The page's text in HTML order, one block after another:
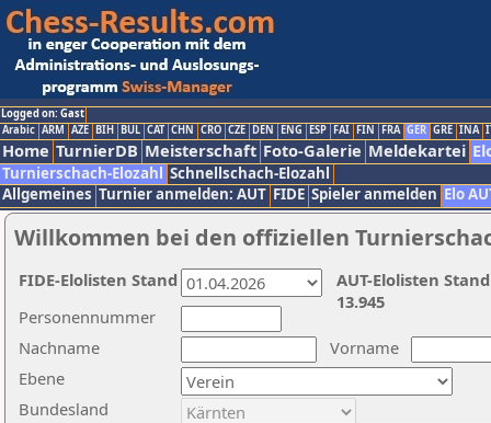
Logged on: Gast
Arabic ARM AZE BIH BUL CAT CHN CRO CZE DEN ENG ESP FAI FIN FRA GER GRE INA
Home TurnierDB Meisterschaft Foto-Galerie Meldekartei
Turnierschach-Elozahl Schnellschach-Elozahl
Allgemeines Turnier anmelden: AUT FIDE Spieler anmelden Elo
Willkommen bei den offiziellen
Nachname
Vorname
Ebene
Personennummer
Bundesland
AUT-Elolisten
13.945
FIDE-Elolisten Stand